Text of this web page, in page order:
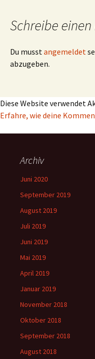
Schreibe
Du musstangemeldet
abzugeben.
Diese Website verwendet
Erfahre, wie deine
Archiv
Juni 2020
September 2019
August 2019
Juli 2019
Juni 2019
Mai 2019
April 2019
Januar 2019
November 2018
Oktober 2018
September 2018
August 2018